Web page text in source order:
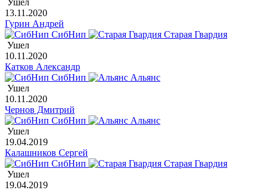
Ушел
13.11.2020
Гурин Андрей
СибНип
Старая Гвардия
Ушел
10.11.2020
Катков Александр
СибНип
Альянс
Ушел
10.11.2020
Чернов Дмитрий
СибНип
Альянс
Ушел
19.04.2019
Калашников Сергей
СибНип
Старая Гвардия
Ушел
19.04.2019